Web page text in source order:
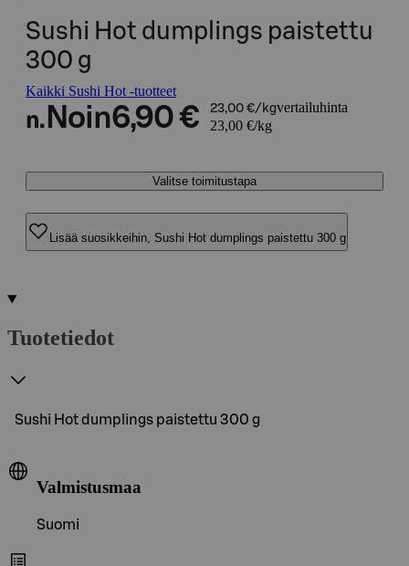
Sushi Hot dumplings paistettu
300 g
Kaikki Sushi Hot -tuotteet
n. Noin6,90 € 23,00 €/kgvertailuhinta
23,00 €/kg
Valitse toimitustapa
Lisää suosikkeihin, Sushi Hot dumplings paistettu 300 g
Tuotetiedot
Sushi Hot dumplings paistettu 300 g
Valmistusmaa
Suomi